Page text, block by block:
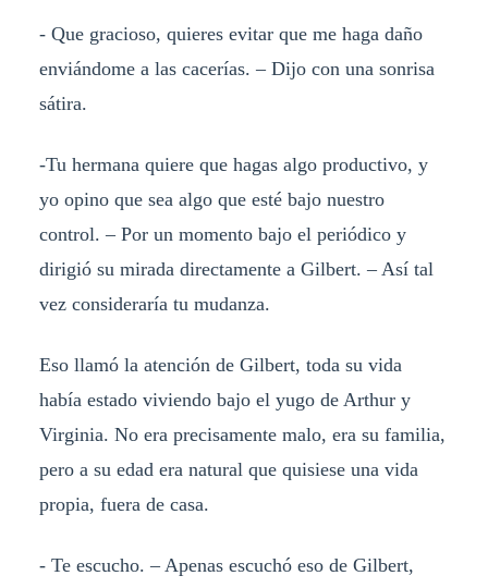
- Que gracioso, quieres evitar que me haga daño
enviándome a las cacerías. – Dijo con una sonrisa
sátira.
-Tu hermana quiere que hagas algo productivo, y
yo opino que sea algo que esté bajo nuestro
control. – Por un momento bajo el periódico y
dirigió su mirada directamente a Gilbert. – Así tal
vez consideraría tu mudanza.
Eso llamó la atención de Gilbert, toda su vida
había estado viviendo bajo el yugo de Arthur y
Virginia. No era precisamente malo, era su familia,
pero a su edad era natural que quisiese una vida
propia, fuera de casa.
- Te escucho. – Apenas escuchó eso de Gilbert,